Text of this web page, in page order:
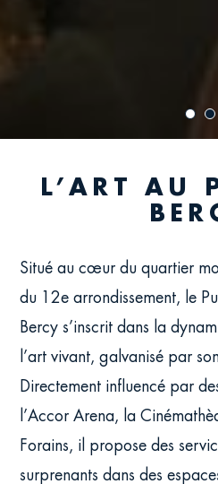
L’ART AU
Situé au cœur du quartier
du 12e arrondissement, le
Bercy s’inscrit dans la
l’art vivant, galvanisé par
Directement influencé par
l’Accor Arena, la
Forains, il propose des
surprenants dans des